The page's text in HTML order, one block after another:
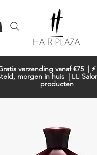
verzending vanaf €75 |
morgen in huis | 💇‍♀️
producten